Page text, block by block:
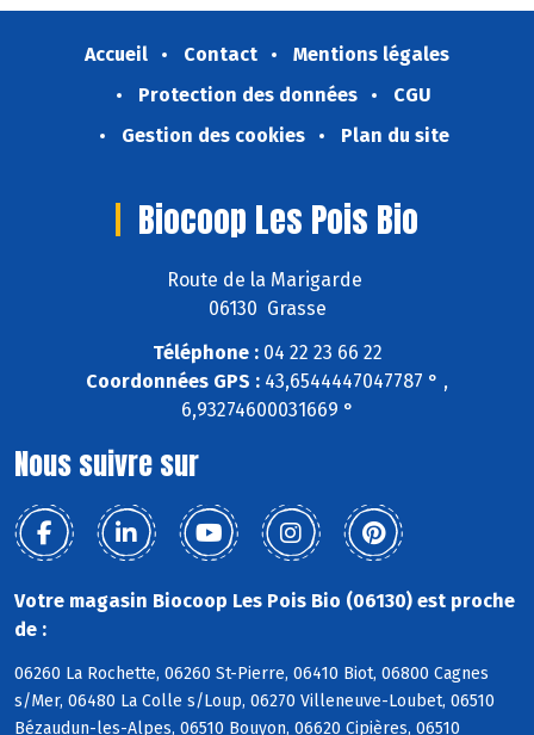
Accueil Contact
Mentions légales
Protection des données
CGU
Gestion des cookies
Plan du site
Biocoop Les Pois Bio
Route de la Marigarde
06130 Grasse
Téléphone :04 22 23 66 22
Coordonnées GPS : 43,6544447047787 ° ,
6,93274600031669 °
Nous suivre sur
Votre magasin Biocoop Les Pois Bio (06130) est proche
de :
06260 La Rochette, 06260 St-Pierre, 06410 Biot, 06800 Cagnes
s/Mer, 06480 La Colle s/Loup, 06270 Villeneuve-Loubet, 06510
Bézaudun-les-Alpes, 06510 Bouyon, 06620 Cipières, 06510